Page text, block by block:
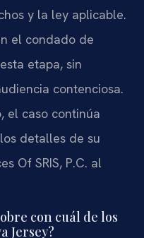
y la ley aplicable.
el condado de
etapa, sin
contenciosa.
el caso continúa
detalles de su
Of SRIS, P.C. al
con cuál de los
Jersey?